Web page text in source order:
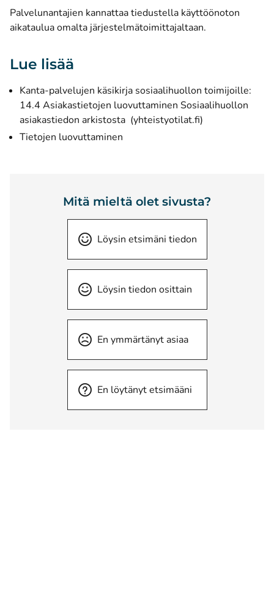
Palvelunantajien kannattaa tiedustella käyttöönoton
aikataulua omalta järjestelmätoimittajaltaan.
Lue lisää
Kanta-palvelujen käsikirja sosiaalihuollon toimijoille:
14.4 Asiakastietojen luovuttaminen Sosiaalihuollon
asiakastiedon arkistosta (yhteistyotilat.fi)
Tietojen luovuttaminen
Mitä mieltä olet sivusta?
Löysin etsimäni tiedon
Löysin tiedon osittain
En ymmärtänyt asiaa
En löytänyt etsimääni